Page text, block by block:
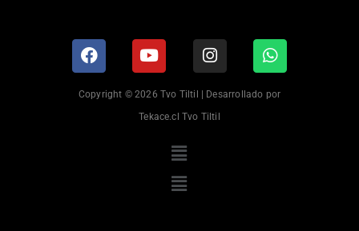
Copyright © 2026 Tvo Tiltil | Desarrollado por
Tekace.cl Tvo Tiltil